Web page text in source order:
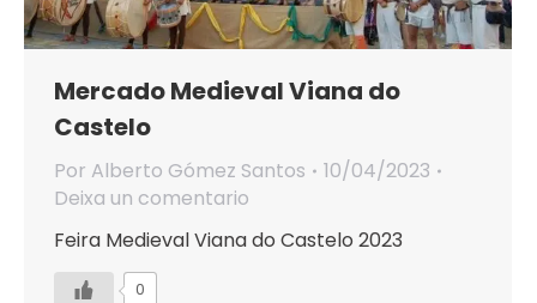
Mercado Medieval Viana do
Castelo
Por Alberto Gómez Santos
10/04/2023
Deixa un comentario
Feira Medieval Viana do Castelo 2023
0